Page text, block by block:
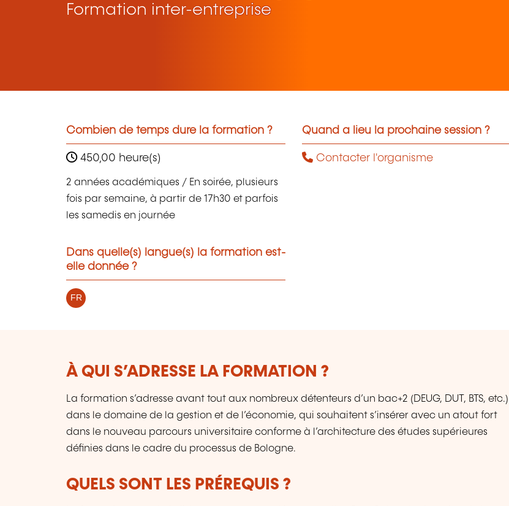
Formation inter-entreprise
Combien de temps dure la formation ?
450,00 heure(s)
2 années académiques / En soirée, plusieurs
fois par semaine, à partir de 17h30 et parfois
les samedis en journée
Dans quelle(s) langue(s) la formation est-
elle donnée ?
FR
Quand a lieu la prochaine session ?
Contacter l'organisme
À QUI S’ADRESSE LA FORMATION ?
La formation s’adresse avant tout aux nombreux détenteurs d’un bac+2 (DEUG, DUT, BTS, etc.)
dans le domaine de la gestion et de l’économie, qui souhaitent s’insérer avec un atout fort
dans le nouveau parcours universitaire conforme à l’architecture des études supérieures
définies dans le cadre du processus de Bologne.
QUELS SONT LES PRÉREQUIS ?